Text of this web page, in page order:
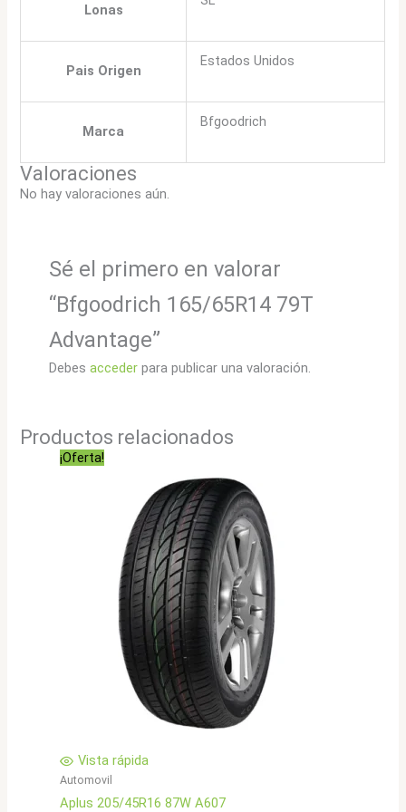
Lonas
Pais Origen
Estados Unidos
Marca
Bfgoodrich
Valoraciones
No hay valoraciones aún.
Sé el primero en valorar
“Bfgoodrich 165/65R14 79T
Advantage”
Debes accederpara publicar una valoración.
Productos relacionados
¡Oferta!
Vista rápida
Automovil
Aplus 205/45R16 87W A607